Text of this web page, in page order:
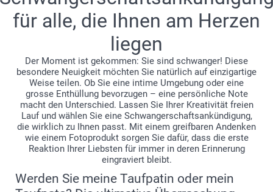
ihnen bewusst wird, dass ein Baby unterwegs ist und sie
eine besondere Rolle spielen dürfen, ist unbezahlbar. So
machen Sie aus diesem einzigartigen Moment eine
greifbare Erinnerung, die sie für immer in Ehren halten
werden.
für alle, die Ihnen am Herzen
liegen
Der Moment ist gekommen: Sie sind schwanger! Diese
besondere Neuigkeit möchten Sie natürlich auf einzigartige
Weise teilen. Ob Sie eine intime Umgebung oder eine
grosse Enthüllung bevorzugen – eine persönliche Note
macht den Unterschied. Lassen Sie Ihrer Kreativität freien
Lauf und wählen Sie eine Schwangerschaftsankündigung,
die wirklich zu Ihnen passt. Mit einem greifbaren Andenken
wie einem Fotoprodukt sorgen Sie dafür, dass die erste
Reaktion Ihrer Liebsten für immer in deren Erinnerung
eingraviert bleibt.
Werden Sie meine Taufpatin oder mein